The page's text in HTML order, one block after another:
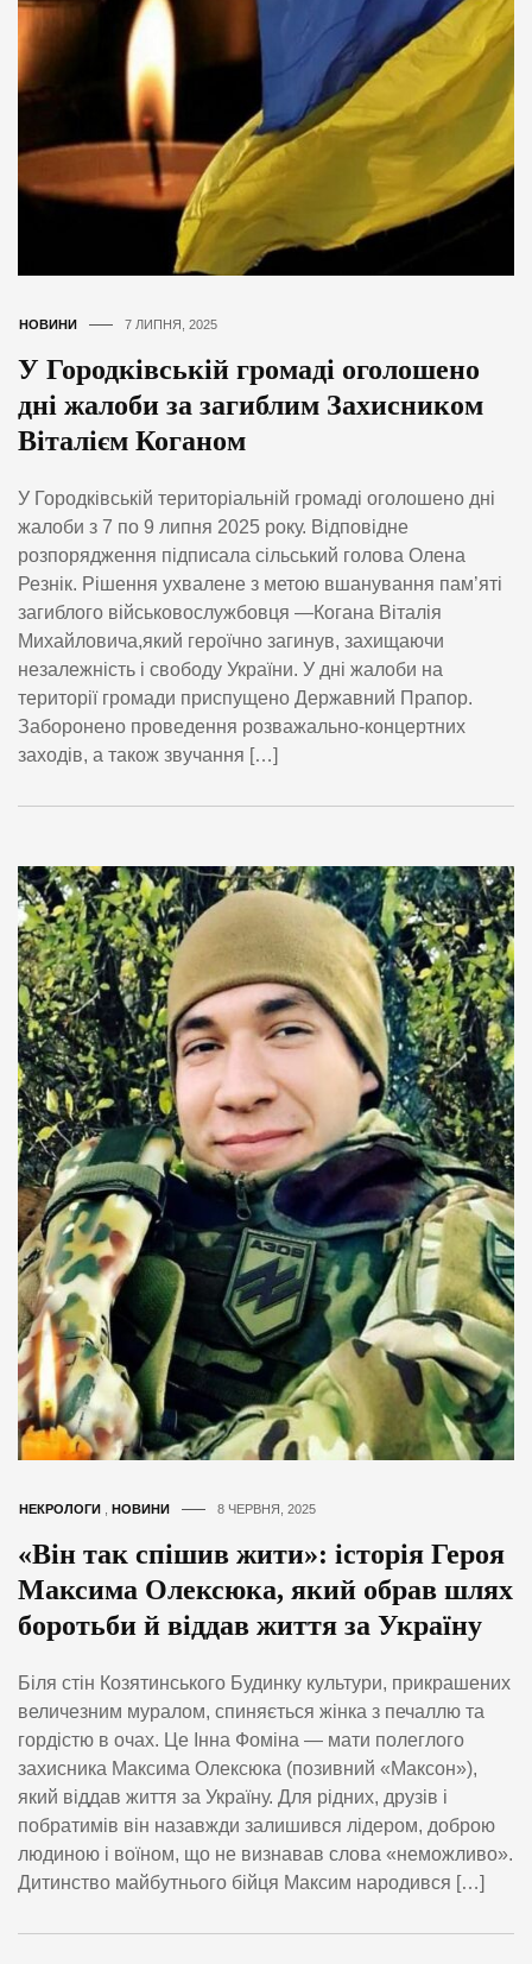
НОВИНИ 7 ЛИПНЯ, 2025
У Городківській громаді оголошено
дні жалоби за загиблим Захисником
Віталієм Коганом
У Городківській територіальній громаді оголошено дні
жалоби з 7 по 9 липня 2025 року. Відповідне
розпорядження підписала сільський голова Олена
Резнік. Рішення ухвалене з метою вшанування пам’яті
загиблого військовослужбовця —Когана Віталія
Михайловича,який героїчно загинув, захищаючи
незалежність і свободу України. У дні жалоби на
території громади приспущено Державний Прапор.
Заборонено проведення розважально-концертних
заходів, а також звучання […]
НЕКРОЛОГИ НОВИНИ 8 ЧЕРВНЯ, 2025
«Він так спішив жити»: історія Героя
Максима Олексюка, який обрав шлях
боротьби й віддав життя за Україну
Біля стін Козятинського Будинку культури, прикрашених
величезним муралом, спиняється жінка з печаллю та
гордістю в очах. Це Інна Фоміна — мати полеглого
захисника Максима Олексюка (позивний «Максон»),
який віддав життя за Україну. Для рідних, друзів і
побратимів він назавжди залишився лідером, доброю
людиною і воїном, що не визнавав слова «неможливо».
Дитинство майбутнього бійця Максим народився […]